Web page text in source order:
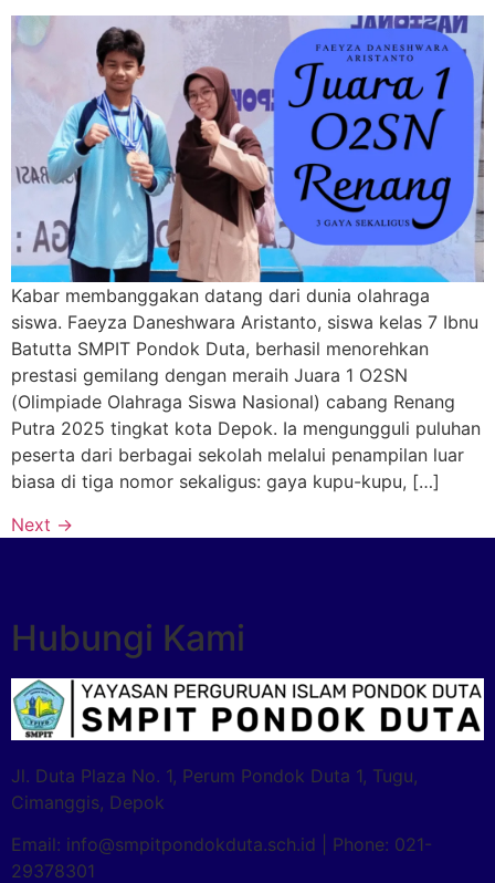
Kabar membanggakan datang dari dunia olahraga
siswa. Faeyza Daneshwara Aristanto, siswa kelas 7 Ibnu
Batutta SMPIT Pondok Duta, berhasil menorehkan
prestasi gemilang dengan meraih Juara 1 O2SN
(Olimpiade Olahraga Siswa Nasional) cabang Renang
Putra 2025 tingkat kota Depok. Ia mengungguli puluhan
peserta dari berbagai sekolah melalui penampilan luar
biasa di tiga nomor sekaligus: gaya kupu-kupu, […]
Next →
Hubungi Kami
Jl. Duta Plaza No. 1, Perum Pondok Duta 1, Tugu,
Cimanggis, Depok
Email: info@smpitpondokduta.sch.id | Phone: 021-
29378301